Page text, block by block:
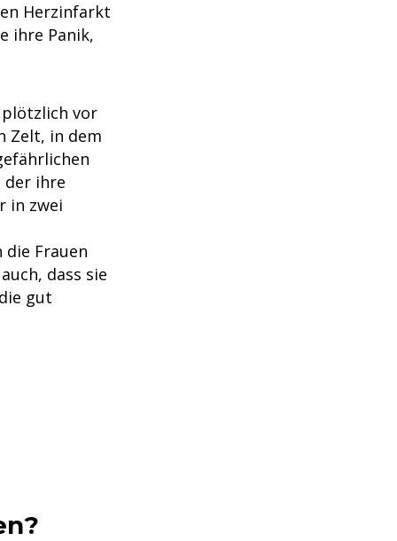
Herzinfarkt
ihre Panik,
vor
Zelt, in dem
der ihre
in zwei
die Frauen
dass sie
gut